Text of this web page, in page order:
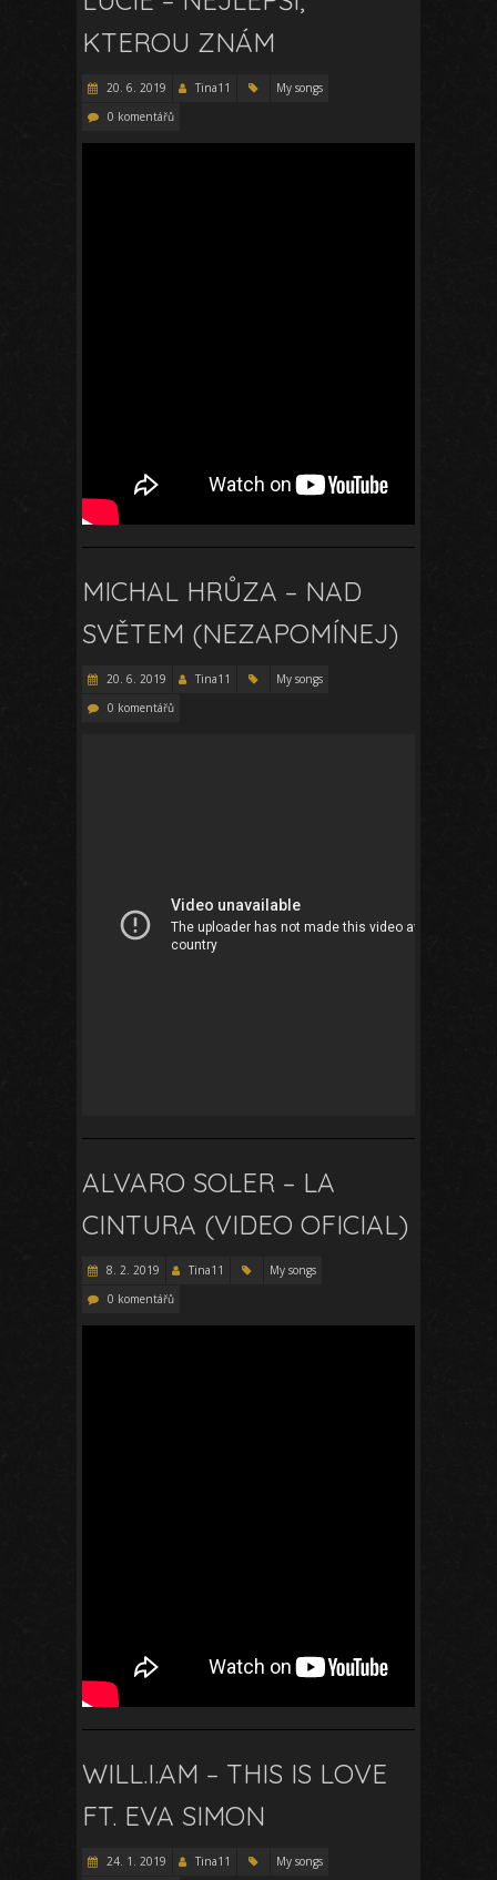
KTEROU ZNÁM
20. 6. 2019 Tina11
My songs
0 komentářů
MICHAL HRŮZA – NAD
SVĚTEM (NEZAPOMÍNEJ)
20. 6. 2019 Tina11
My songs
0 komentářů
ALVARO SOLER – LA
CINTURA (VIDEO OFICIAL)
8. 2. 2019 Tina11
My songs
0 komentářů
WILL.I.AM – THIS IS LOVE
FT. EVA SIMON
24. 1. 2019 Tina11
My songs